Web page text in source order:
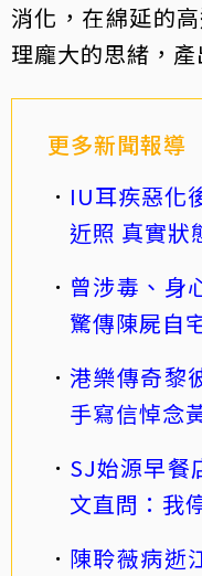
消化，在綿延的
理龐大的思緒，
更多新聞報導
IU耳疾惡化
近照 真實狀
曾涉毒、身
驚傳陳屍自
港樂傳奇黎
手寫信悼念
SJ始源早餐
文直問：我
陳聆薇病逝